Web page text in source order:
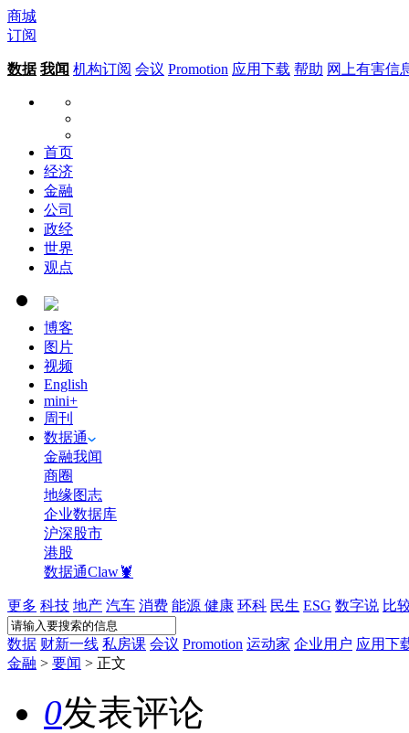
商城
订阅
数据 我闻 机构订阅 会议 Promotion 应用下载 帮助 网上有害信
首页
经济
金融
公司
政经
世界
观点
博客
图片
视频
English
mini+
周刊
数据通
金融我闻
商圈
地缘图志
企业数据库
沪深股市
港股
数据通Claw🦞
更多 科技 地产 汽车 消费 能源 健康 环科 民生 ESG 数字说 比
数据 财新一线 私房课 会议 Promotion 运动家 企业用户 应用下
金融 > 要闻 > 正文
0发表评论